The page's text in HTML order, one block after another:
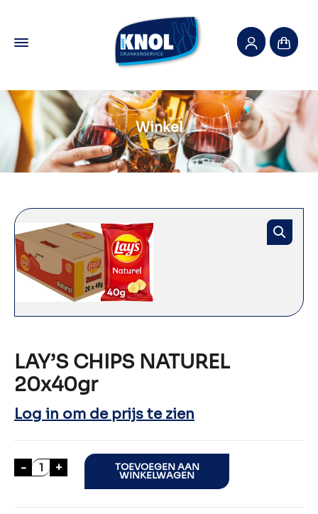
Winkel
LAY’S CHIPS NATUREL
20x40gr
Log in om de prijs te zien
- LAY'S CHIPS NATUREL 20x40gr aantal
+ TOEVOEGEN AAN
WINKELWAGEN